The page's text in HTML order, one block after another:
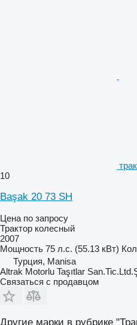
10
Başak 20 73 SH
Цена по запросу
Трактор колесный
2007
Мощность 75 л.с. (55.13 кВт)
Турция, Manisa
Altrak Motorlu Taşıtlar
Связаться с продавцом
Другие марки в рубрике